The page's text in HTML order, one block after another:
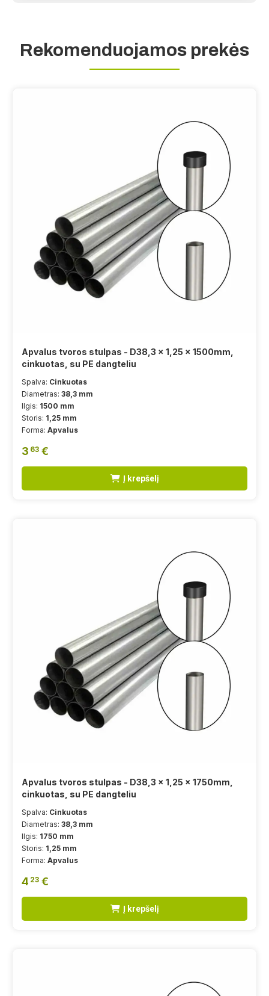
Rekomenduojamos prekės
Apvalus tvoros stulpas - D38,3 x 1,25 x 1500mm,
cinkuotas, su PE dangteliu
Spalva: Cinkuotas
Diametras: 38,3 mm
Ilgis: 1500 mm
Storis: 1,25 mm
Forma: Apvalus
3 63 €
Į krepšelį
Apvalus tvoros stulpas - D38,3 x 1,25 x 1750mm,
cinkuotas, su PE dangteliu
Spalva: Cinkuotas
Diametras: 38,3 mm
Ilgis: 1750 mm
Storis: 1,25 mm
Forma: Apvalus
4 23 €
Į krepšelį